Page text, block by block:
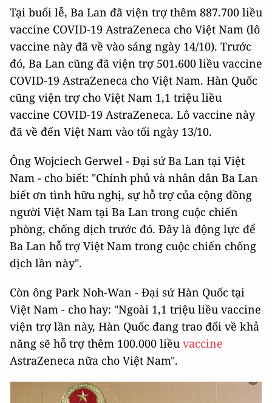
Tại buổi lễ, Ba Lan đã viện trợ thêm 887.700 liều
vaccine COVID-19 AstraZeneca cho Việt Nam (lô
vaccine này đã về vào sáng ngày 14/10). Trước
đó, Ba Lan cũng đã viện trợ 501.600 liều vaccine
COVID-19 AstraZeneca cho Việt Nam. Hàn Quốc
cũng viện trợ cho Việt Nam 1,1 triệu liều
vaccine COVID-19 AstraZeneca. Lô vaccine này
đã về đến Việt Nam vào tối ngày 13/10.
Ông Wojciech Gerwel - Đại sứ Ba Lan tại Việt
Nam - cho biết: "Chính phủ và nhân dân Ba Lan
biết ơn tình hữu nghị, sự hỗ trợ của cộng đồng
người Việt Nam tại Ba Lan trong cuộc chiến
phòng, chống dịch trước đó. Đây là động lực để
Ba Lan hỗ trợ Việt Nam trong cuộc chiến chống
dịch lần này".
Còn ông Park Noh-Wan - Đại sứ Hàn Quốc tại
Việt Nam - cho hay: "Ngoài 1,1 triệu liều vaccine
viện trợ lần này, Hàn Quốc đang trao đổi về khả
năng sẽ hỗ trợ thêm 100.000 liều vaccine
AstraZeneca nữa cho Việt Nam".